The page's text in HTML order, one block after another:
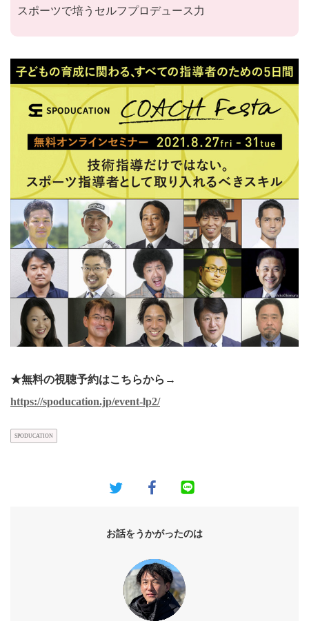
スポーツで培うセルフプロデュース力
★無料の視聴予約はこちらから→
https://spoducation.jp/event-lp2/
SPODUCATION
お話をうかがったのは